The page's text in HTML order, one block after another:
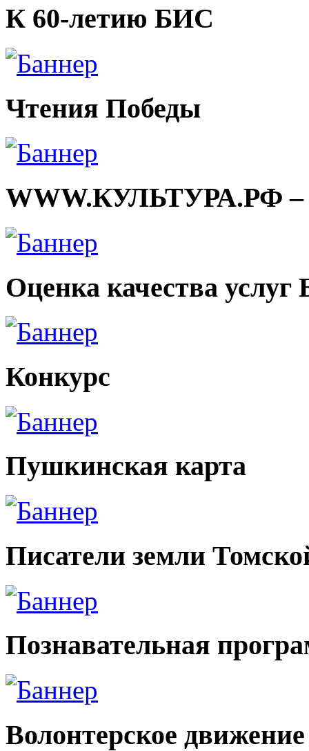
К 60-летию БИС
Чтения Победы
WWW.КУЛЬТУРА.РФ –
Оценка качества
Конкурс
Пушкинская карта
Писатели земли
Познавательная
Волонтерское движение